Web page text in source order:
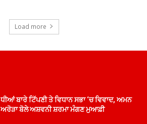
Load more
ਧੀਆਂ ਬਾਰੇ ਟਿੱਪਣੀ ਤੇ ਵਿਧਾਨ ਸਭਾ ‘ਚ ਵਿਵਾਦ, ਅਮਨ
ਅਰੋੜਾ ਬੋਲੇ ਅਸ਼ਵਨੀ ਸ਼ਰਮਾ ਮੰਗਣ ਮੁਆਫ਼ੀ